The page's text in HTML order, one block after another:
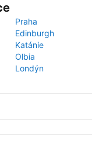
Praha
Edinburgh
Katánie
Olbia
Londýn